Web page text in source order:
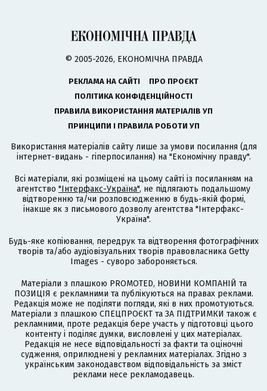
© 2005-2026, ЕКОНОМІЧНА ПРАВДА
РЕКЛАМА НА САЙТІ
ПРО ПРОЄКТ
ПОЛІТИКА КОНФІДЕНЦІЙНОСТІ
ПРАВИЛА ВИКОРИСТАННЯ МАТЕРІАЛІВ УП
ПРИНЦИПИ І ПРАВИЛА РОБОТИ УП
Використання матеріалів сайту лише за умови посилання (для
інтернет-видань - гіперпосилання) на "Економічну правду".
Всі матеріали, які розміщені на цьому сайті із посиланням на
агентство "Інтерфакс-Україна", не підлягають подальшому
відтворенню та/чи розповсюдженню в будь-якій формі,
інакше як з письмового дозволу агентства "Інтерфакс-
Україна".
Будь-яке копіювання, передрук та відтворення фотографічних
творів та/або аудіовізуальних творів правовласника Getty
Images - суворо забороняється.
Матеріали з плашкою PROMOTED, НОВИНИ КОМПАНІЙ та
ПОЗИЦІЯ є рекламними та публікуються на правах реклами.
Редакція може не поділяти погляди, які в них промотуються.
Матеріали з плашкою СПЕЦПРОЄКТ та ЗА ПІДТРИМКИ також є
рекламними, проте редакція бере участь у підготовці цього
контенту і поділяє думки, висловлені у цих матеріалах.
Редакція не несе відповідальності за факти та оціночні
судження, оприлюднені у рекламних матеріалах. Згідно з
українським законодавством відповідальність за зміст
реклами несе рекламодавець.